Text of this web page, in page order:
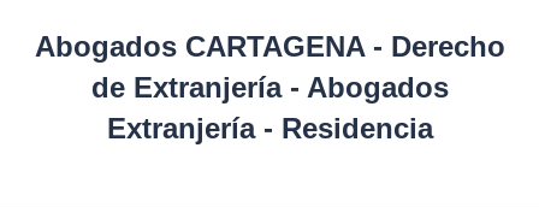
Abogados CARTAGENA - Derecho
de Extranjería - Abogados
Extranjería - Residencia